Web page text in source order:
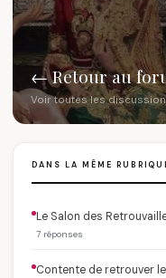
← Retour au
Voir toutes les
DANS LA MÊME
Le Salon des
7 réponses
Contente de retrouver